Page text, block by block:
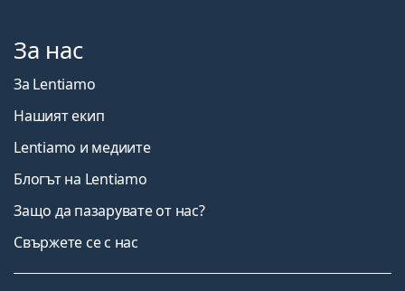
За нас
За Lentiamo
Нашият екип
Lentiamo и медиите
Блогът на Lentiamo
Защо да пазарувате от нас?
Свържете се с нас